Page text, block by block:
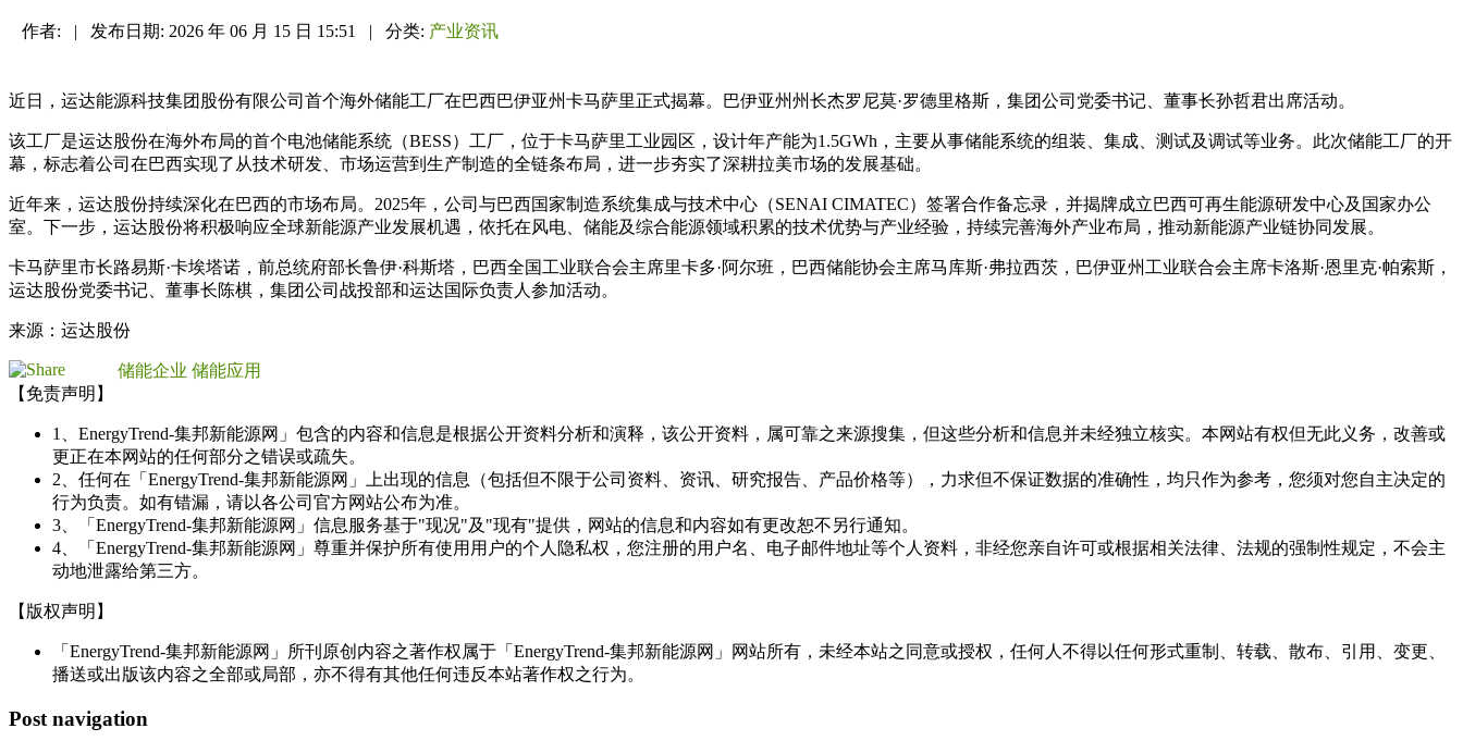
作者: | 发布日期: 2026 年 06 月 15 日 15:51 | 分类: 产业资讯
近日，运达能源科技集团股份有限公司首个海外储能工厂在巴西巴伊亚州卡马萨里正式揭幕。巴伊亚州州长杰罗尼莫·罗德里格斯，集团公司党委书记、董事长孙哲君出席活动。
该工厂是运达股份在海外布局的首个电池储能系统（BESS）工厂，位于卡马萨里工业园区，设计年产能为1.5GWh，主要从事储能系统的组装、集成、测试及调试等业务。此次储能工厂的开
幕，标志着公司在巴西实现了从技术研发、市场运营到生产制造的全链条布局，进一步夯实了深耕拉美市场的发展基础。
近年来，运达股份持续深化在巴西的市场布局。2025年，公司与巴西国家制造系统集成与技术中心（SENAI CIMATEC）签署合作备忘录，并揭牌成立巴西可再生能源研发中心及国家办公
室。下一步，运达股份将积极响应全球新能源产业发展机遇，依托在风电、储能及综合能源领域积累的技术优势与产业经验，持续完善海外产业布局，推动新能源产业链协同发展。
卡马萨里市长路易斯·卡埃塔诺，前总统府部长鲁伊·科斯塔，巴西全国工业联合会主席里卡多·阿尔班，巴西储能协会主席马库斯·弗拉西茨，巴伊亚州工业联合会主席卡洛斯·恩里克·帕索斯，
运达股份党委书记、董事长陈棋，集团公司战投部和运达国际负责人参加活动。
来源：运达股份
储能企业 储能应用
【免责声明】
1、EnergyTrend-集邦新能源网」包含的内容和信息是根据公开资料分析和演释，该公开资料，属可靠之来源搜集，但这些分析和信息并未经独立核实。本网站有权但无此义务，改善或
更正在本网站的任何部分之错误或疏失。
2、任何在「EnergyTrend-集邦新能源网」上出现的信息（包括但不限于公司资料、资讯、研究报告、产品价格等），力求但不保证数据的准确性，均只作为参考，您须对您自主决定的
行为负责。如有错漏，请以各公司官方网站公布为准。
3、「EnergyTrend-集邦新能源网」信息服务基于"现况"及"现有"提供，网站的信息和内容如有更改恕不另行通知。
4、「EnergyTrend-集邦新能源网」尊重并保护所有使用用户的个人隐私权，您注册的用户名、电子邮件地址等个人资料，非经您亲自许可或根据相关法律、法规的强制性规定，不会主
动地泄露给第三方。
【版权声明】
「EnergyTrend-集邦新能源网」所刊原创内容之著作权属于「EnergyTrend-集邦新能源网」网站所有，未经本站之同意或授权，任何人不得以任何形式重制、转载、散布、引用、变更、
播送或出版该内容之全部或局部，亦不得有其他任何违反本站著作权之行为。
Post navigation